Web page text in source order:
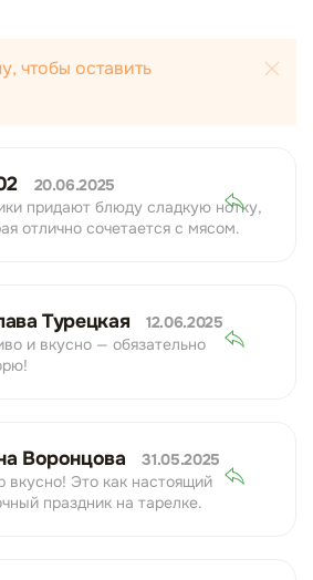
чтобы оставить
20.06.2025
придают блюду сладкую нотку,
отлично сочетается с мясом.
Турецкая
12.06.2025
и вкусно — обязательно
Воронцова
31.05.2025
вкусно! Это как настоящий
праздник на тарелке.